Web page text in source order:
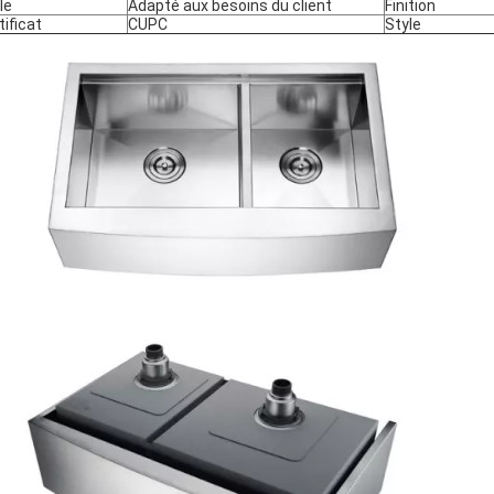
Adapté aux besoins du client Finition
CUPC Style